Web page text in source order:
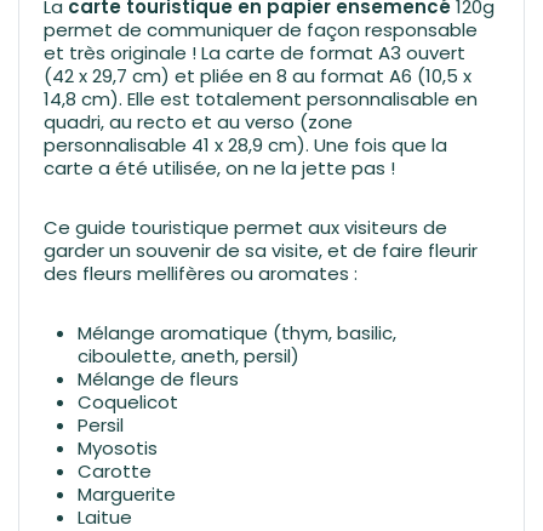
La carte touristique en papier ensemencé120g
permet de communiquer de façon responsable
et très originale ! La carte de format A3 ouvert
(42 x 29,7 cm) et pliée en 8 au format A6 (10,5 x
14,8 cm). Elle est totalement personnalisable en
quadri, au recto et au verso (zone
personnalisable 41 x 28,9 cm). Une fois que la
carte a été utilisée, on ne la jette pas !
Ce guide touristique permet aux visiteurs de
garder un souvenir de sa visite, et de faire fleurir
des fleurs mellifères ou aromates :
Mélange aromatique (thym, basilic,
ciboulette, aneth, persil)
Mélange de fleurs
Coquelicot
Persil
Myosotis
Carotte
Marguerite
Laitue